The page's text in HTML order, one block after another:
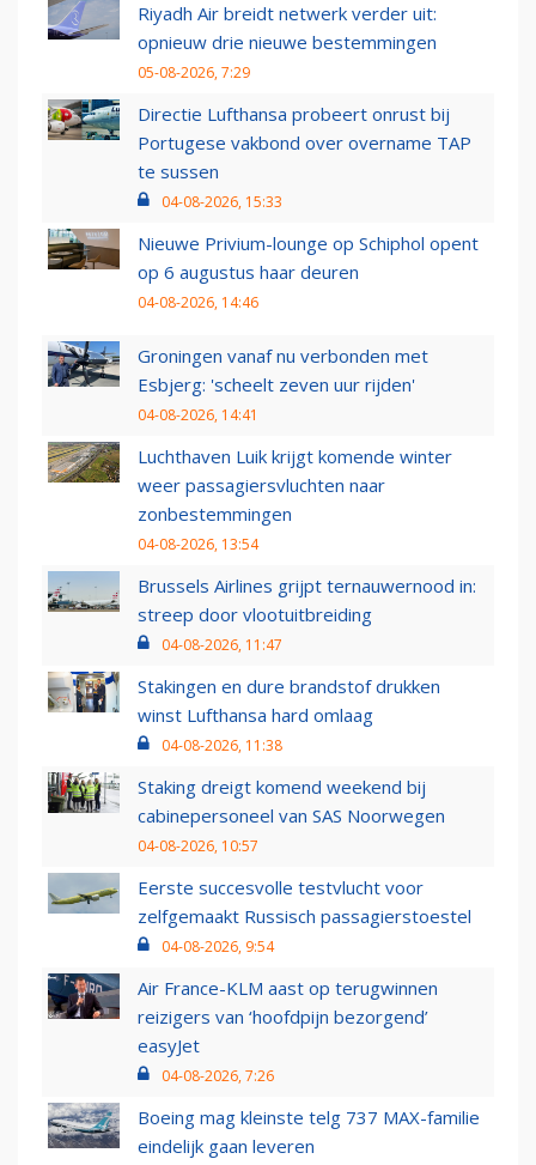
Riyadh Air breidt netwerk verder uit:
opnieuw drie nieuwe bestemmingen
05-08-2026, 7:29
Directie Lufthansa probeert onrust bij
Portugese vakbond over overname TAP
te sussen
04-08-2026, 15:33
Nieuwe Privium-lounge op Schiphol opent
op 6 augustus haar deuren
04-08-2026, 14:46
Groningen vanaf nu verbonden met
Esbjerg: 'scheelt zeven uur rijden'
04-08-2026, 14:41
Luchthaven Luik krijgt komende winter
weer passagiersvluchten naar
zonbestemmingen
04-08-2026, 13:54
Brussels Airlines grijpt ternauwernood in:
streep door vlootuitbreiding
04-08-2026, 11:47
Stakingen en dure brandstof drukken
winst Lufthansa hard omlaag
04-08-2026, 11:38
Staking dreigt komend weekend bij
cabinepersoneel van SAS Noorwegen
04-08-2026, 10:57
Eerste succesvolle testvlucht voor
zelfgemaakt Russisch passagierstoestel
04-08-2026, 9:54
Air France-KLM aast op terugwinnen
reizigers van ‘hoofdpijn bezorgend’
easyJet
04-08-2026, 7:26
Boeing mag kleinste telg 737 MAX-familie
eindelijk gaan leveren